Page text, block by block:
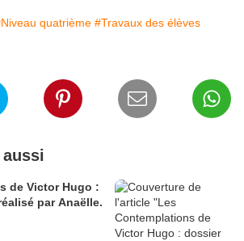
quatrième #Travaux des élèves
aussi
de Victor Hugo :
par Anaëlle.